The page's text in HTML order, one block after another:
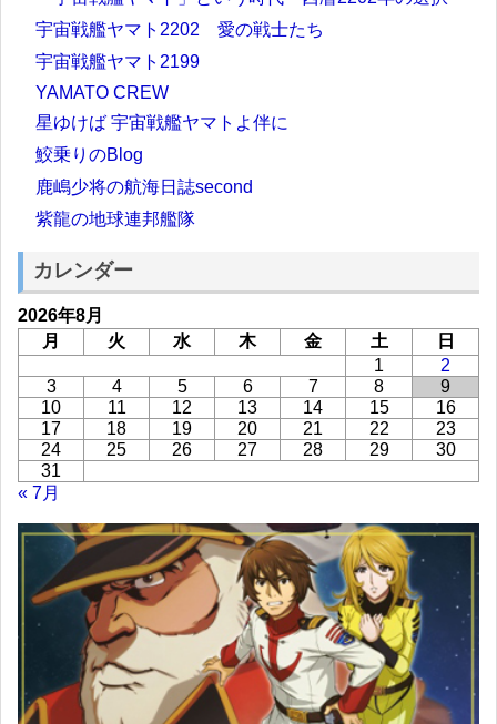
宇宙戦艦ヤマト2202 愛の戦士たち
宇宙戦艦ヤマト2199
YAMATO CREW
星ゆけば 宇宙戦艦ヤマトよ伴に
鮫乗りのBlog
鹿嶋少将の航海日誌second
紫龍の地球連邦艦隊
カレンダー
2026年8月
月
火 水 木 金 土
日
1
2
3
4 5 6 7 8
9
10
11 12 13 14 15
16
17
18 19 20 21 22
23
24
25 26 27 28 29
30
31
« 7月